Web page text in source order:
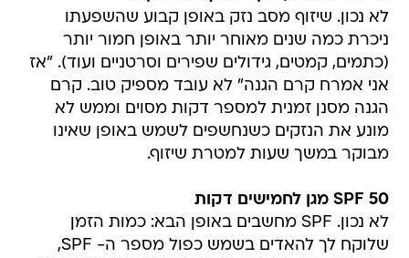
לא נכון. שיזוף מסב נזק באופן קבוע שהשפעתו
ניכרת כמה שנים מאוחר יותר באופן חמור יותר
(כתמים, קמטים, גידולים שפירים וסרטניים ועוד). "אז
אני אמרח קרם הגנה" לא עובד מספיק טוב. קרם
הגנה מסנן זמנית למספר דקות מסוים וממש לא
מונע את הנזקים כשנחשפים לשמש באופן שאינו
מבוקר במשך שעות למטרת שיזוף.
SPF 50 מגן לחמישים דקות
לא נכון. SPF מחשבים באופן הבא: כמות הזמן
שלוקח לך להאדים בשמש כפול מספר ה- SPF,